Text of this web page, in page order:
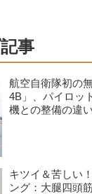
高度なステルス
＞全幅：
宏2等空佐】 第
飛行隊長。F-4
に機種転換。各
飛行隊長として
は最新鋭のス
外見はややずん
事
航空自衛隊初の
4B」、パイロッ
機との整備の違
キツイ＆苦しい
ング：大腿四頭